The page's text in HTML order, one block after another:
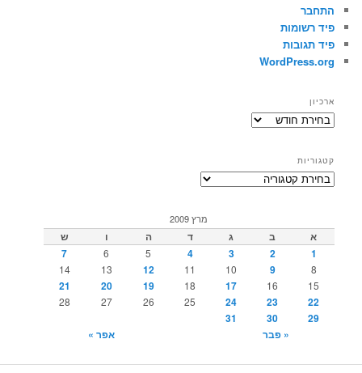
התחבר
פיד רשומות
פיד תגובות
WordPress.org
ארכיון
ארכיון
קטגוריות
קטגוריות
מרץ 2009
א ב ג ד ה ו
ש
1
2
3
4
5
6
7
8
9
10
11
12
13
14
15
16
17
18
19
20
21
22
23
24
25
26
27
28
29
30
31
« פבר
אפר »